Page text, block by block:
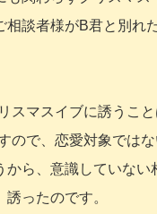
談者様がB君と別れ
マスイブに誘うこ
ので、恋愛対象では
ら、意識していな
ったのです。